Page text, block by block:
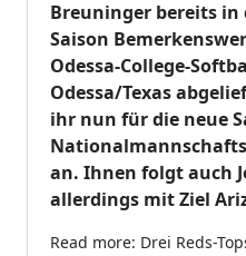
Breuninger bereits in
Saison
Odessa-College-
Odessa/Texas
ihr nun für die neue
an. Ihnen folgt auch
allerdings mit Ziel
Read more: Drei Reds-